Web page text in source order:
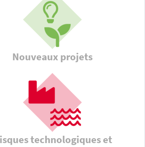
Nouveaux projets
technologiques et